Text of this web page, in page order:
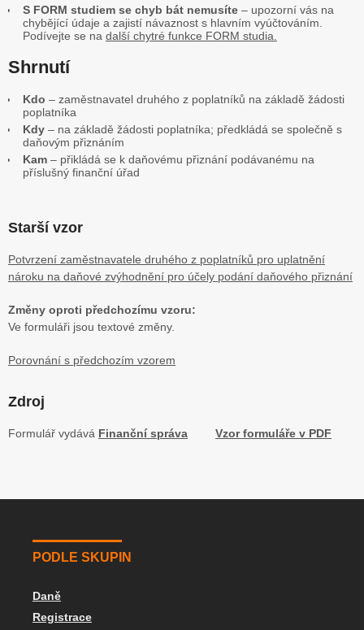
S FORM studiem se chyb bát nemusíte – upozorní vás na
chybějící údaje a zajistí návaznost s hlavním vyúčtováním.
Podívejte se na další chytré funkce FORM studia.
Shrnutí
Kdo – zaměstnavatel druhého z poplatníků na základě žádosti
poplatníka
Kdy – na základě žádosti poplatníka; předkládá se společně s
daňovým přiznáním
Kam – přikládá se k daňovému přiznání podávanému na
příslušný finanční úřad
Starší vzor
Potvrzení zaměstnavatele druhého z poplatníků pro uplatnění
nároku na daňové zvýhodnění pro účely podání daňového přiznání
Změny oproti předchozímu vzoru:
Ve formuláři jsou textové změny.
Porovnání s předchozím vzorem
Zdroj
Formulář vydává Finanční správa Vzor formuláře v PDF
PODLE SKUPIN
Daně
Registrace